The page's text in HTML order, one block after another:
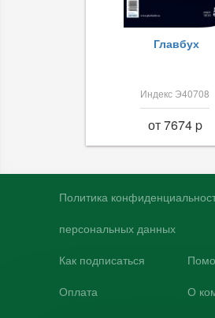
Главбух
Индекс Э40708
от 7674 p
Политика
персональных данных
Как подписаться
Оплата О